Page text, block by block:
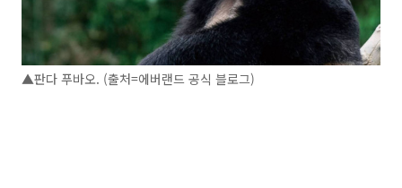
▲판다 푸바오. (출처=에버랜드 공식 블로그)